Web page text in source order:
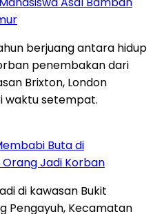
Buta di
Jadi Korban